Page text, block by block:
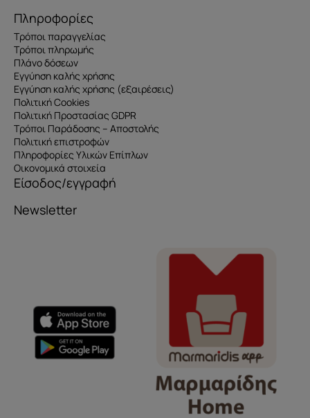
e-mail
Το μήνυμά σας
Πληροφορίες
Τρόποι παραγγελίας
Τρόποι πληρωμής
Πλάνο δόσεων
Εγγύηση καλής χρήσης
Εγγύηση καλής χρήσης (εξαιρέσεις)
Πολιτική Cookies
Πολιτική Προστασίας GDPR
Τρόποι Παράδοσης – Αποστολής
Πολιτική επιστροφών
Πληροφορίες Υλικών Επίπλων
Οικονομικά στοιχεία
Είσοδος/εγγραφή
Newsletter